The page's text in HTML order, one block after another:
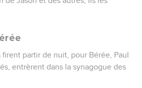
firent partir de nuit, pour Bérée, Paul
entrèrent dans la synagogue des